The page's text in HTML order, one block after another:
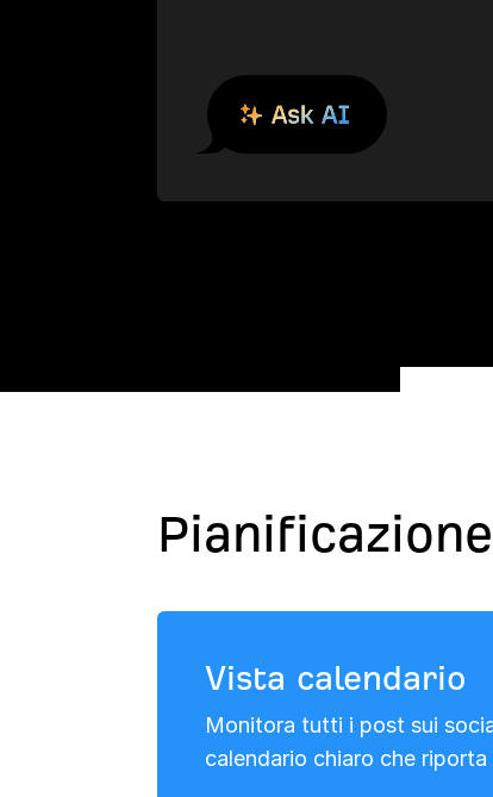
Vista calendario
Monitora tutti i post sui
calendario chiaro che